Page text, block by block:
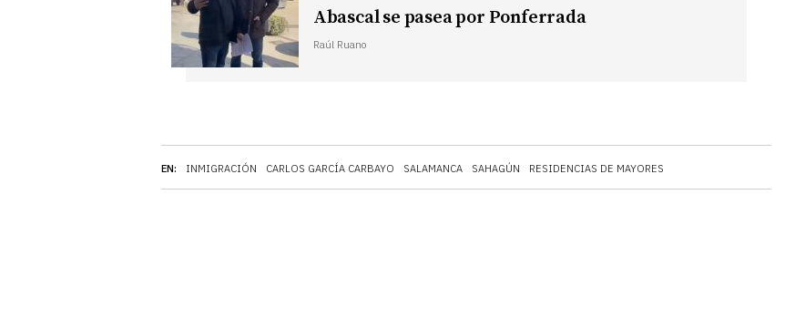
EN: INMIGRACIÓN CARLOS GARCÍA CARBAYO SALAMANCA SAHAGÚN RESIDENCIAS DE MAYORES
Abascal se pasea por Ponferrada
Raúl Ruano